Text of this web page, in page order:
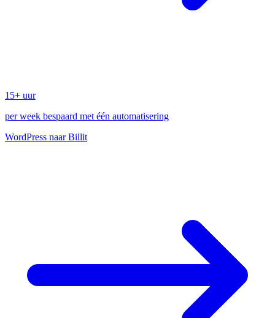
15+ uur
per week bespaard met één automatisering
WordPress naar Billit